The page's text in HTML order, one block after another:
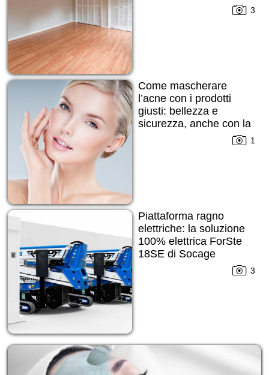
3
Come mascherare
l’acne con i prodotti
giusti: bellezza e
sicurezza, anche con la
1
Piattaforma ragno
elettriche: la soluzione
100% elettrica ForSte
18SE di Socage
3